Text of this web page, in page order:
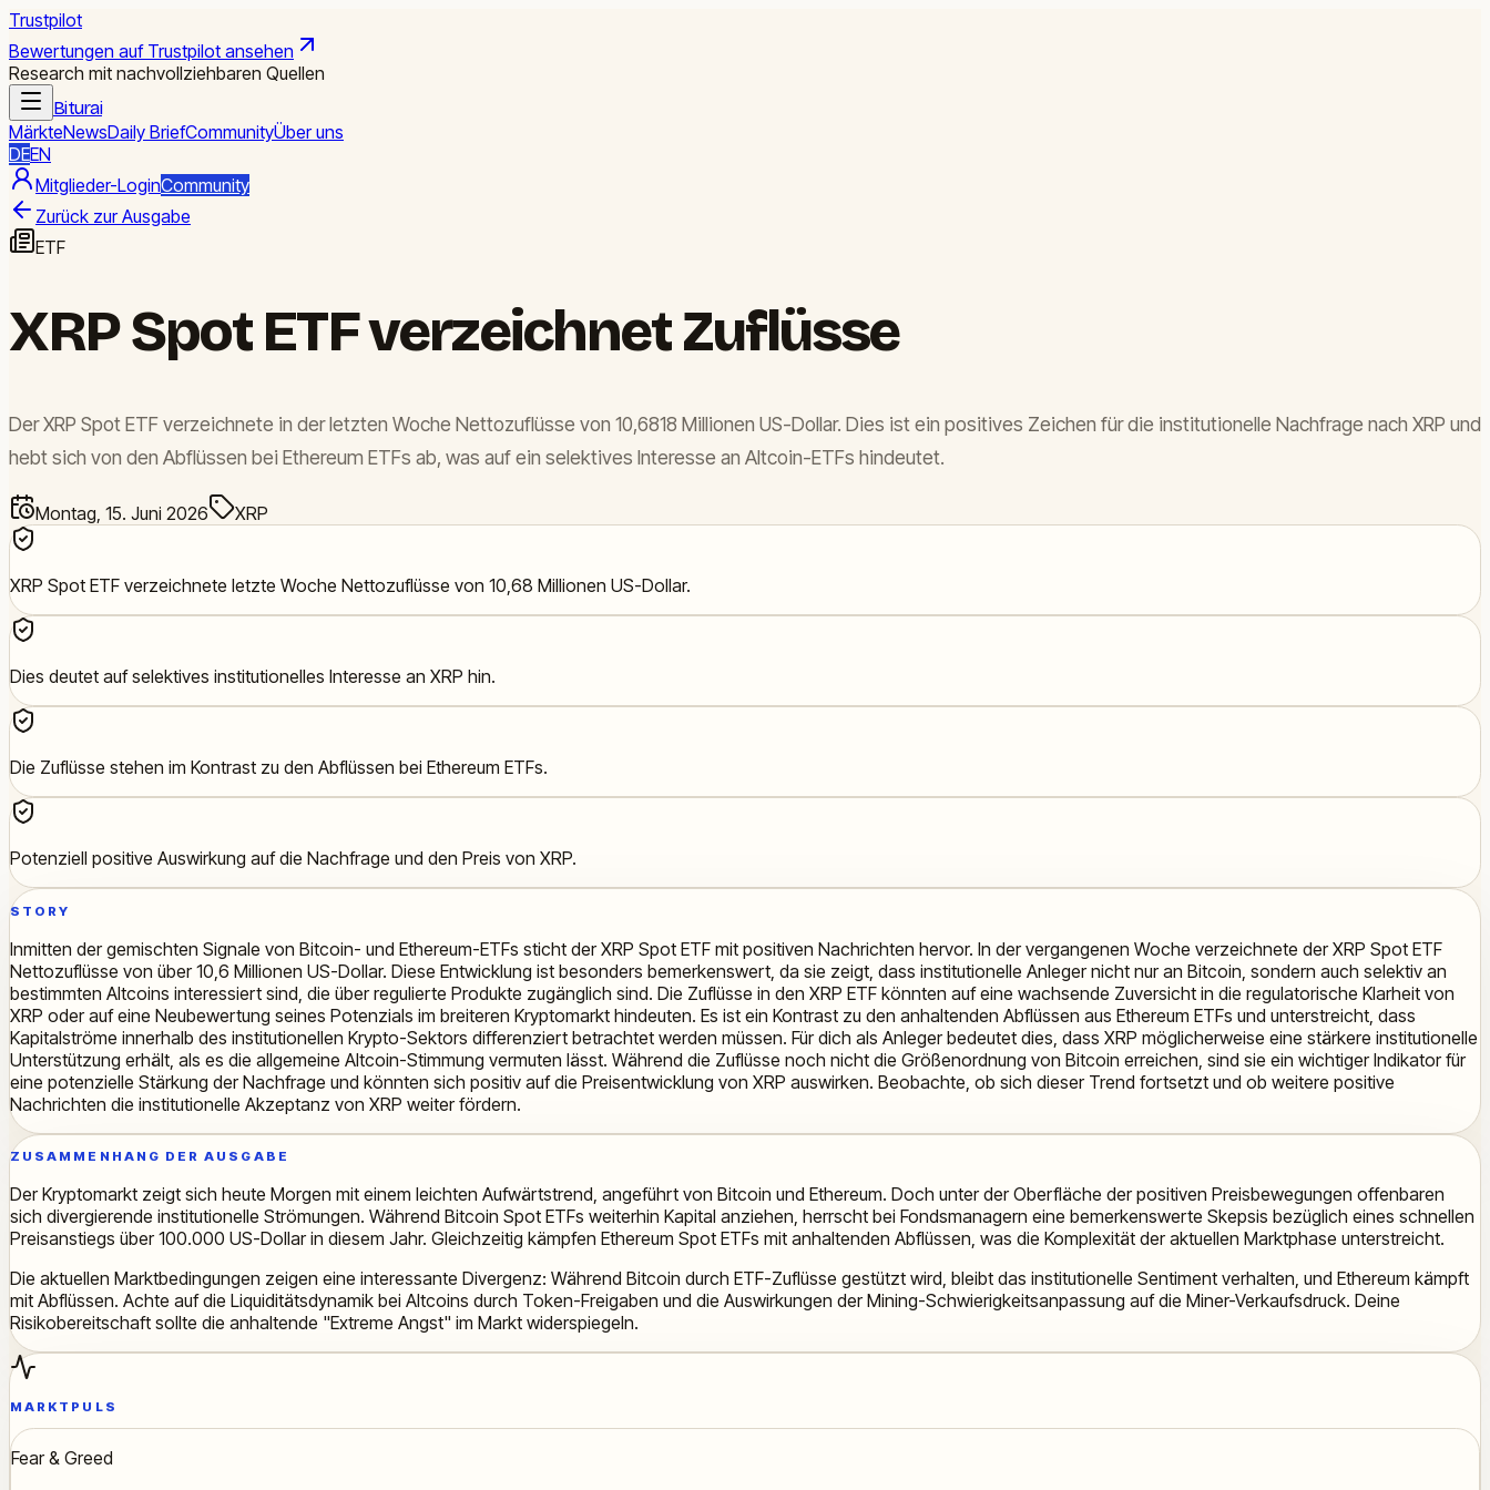
Trustpilot
Bewertungen auf Trustpilot ansehen
Research mit nachvollziehbaren Quellen
Biturai
MärkteNewsDaily BriefCommunityÜber uns
DEEN
Mitglieder-LoginCommunity
Zurück zur Ausgabe
ETF
XRP Spot ETF verzeichnet Zuflüsse
Der XRP Spot ETF verzeichnete in der letzten Woche Nettozuflüsse von 10,6818 Millionen US-Dollar. Dies ist ein positives Zeichen für die institutionelle Nachfrage nach XRP und
hebt sich von den Abflüssen bei Ethereum ETFs ab, was auf ein selektives Interesse an Altcoin-ETFs hindeutet.
Montag, 15. Juni 2026 XRP
XRP Spot ETF verzeichnete letzte Woche Nettozuflüsse von 10,68 Millionen US-Dollar.
Dies deutet auf selektives institutionelles Interesse an XRP hin.
Die Zuflüsse stehen im Kontrast zu den Abflüssen bei Ethereum ETFs.
Potenziell positive Auswirkung auf die Nachfrage und den Preis von XRP.
STORY
Inmitten der gemischten Signale von Bitcoin- und Ethereum-ETFs sticht der XRP Spot ETF mit positiven Nachrichten hervor. In der vergangenen Woche verzeichnete der XRP Spot ETF
Nettozuflüsse von über 10,6 Millionen US-Dollar. Diese Entwicklung ist besonders bemerkenswert, da sie zeigt, dass institutionelle Anleger nicht nur an Bitcoin, sondern auch selektiv an
bestimmten Altcoins interessiert sind, die über regulierte Produkte zugänglich sind. Die Zuflüsse in den XRP ETF könnten auf eine wachsende Zuversicht in die regulatorische Klarheit von
XRP oder auf eine Neubewertung seines Potenzials im breiteren Kryptomarkt hindeuten. Es ist ein Kontrast zu den anhaltenden Abflüssen aus Ethereum ETFs und unterstreicht, dass
Kapitalströme innerhalb des institutionellen Krypto-Sektors differenziert betrachtet werden müssen. Für dich als Anleger bedeutet dies, dass XRP möglicherweise eine stärkere institutionelle
Unterstützung erhält, als es die allgemeine Altcoin-Stimmung vermuten lässt. Während die Zuflüsse noch nicht die Größenordnung von Bitcoin erreichen, sind sie ein wichtiger Indikator für
eine potenzielle Stärkung der Nachfrage und könnten sich positiv auf die Preisentwicklung von XRP auswirken. Beobachte, ob sich dieser Trend fortsetzt und ob weitere positive
Nachrichten die institutionelle Akzeptanz von XRP weiter fördern.
ZUSAMMENHANG DER AUSGABE
Der Kryptomarkt zeigt sich heute Morgen mit einem leichten Aufwärtstrend, angeführt von Bitcoin und Ethereum. Doch unter der Oberfläche der positiven Preisbewegungen offenbaren
sich divergierende institutionelle Strömungen. Während Bitcoin Spot ETFs weiterhin Kapital anziehen, herrscht bei Fondsmanagern eine bemerkenswerte Skepsis bezüglich eines schnellen
Preisanstiegs über 100.000 US-Dollar in diesem Jahr. Gleichzeitig kämpfen Ethereum Spot ETFs mit anhaltenden Abflüssen, was die Komplexität der aktuellen Marktphase unterstreicht.
Die aktuellen Marktbedingungen zeigen eine interessante Divergenz: Während Bitcoin durch ETF-Zuflüsse gestützt wird, bleibt das institutionelle Sentiment verhalten, und Ethereum kämpft
mit Abflüssen. Achte auf die Liquiditätsdynamik bei Altcoins durch Token-Freigaben und die Auswirkungen der Mining-Schwierigkeitsanpassung auf die Miner-Verkaufsdruck. Deine
Risikobereitschaft sollte die anhaltende "Extreme Angst" im Markt widerspiegeln.
MARKTPULS
Fear & Greed